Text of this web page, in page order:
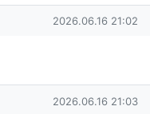
작성일
2026.06.16 21:02
작성일
2026.06.16 21:03